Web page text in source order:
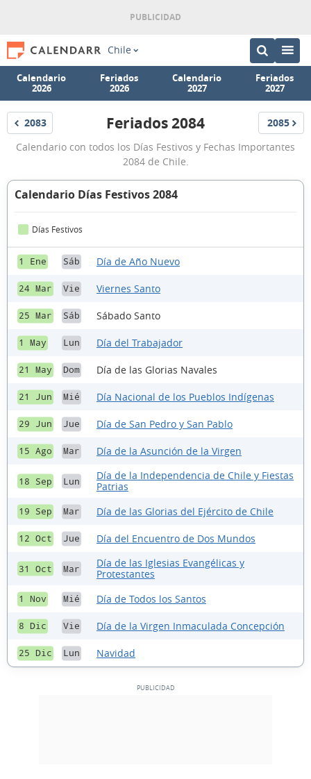
Chile
Calendario
2026
Feriados
2026
Calendario
2027
Feriados
2027
Feriados
2083
Feriados
2084
Feriados 2084 Feriados
2085
Calendario con todos los Días Festivos y Fechas Importantes
2084 de Chile.
Calendario Días Festivos 2084
Días Festivos
1 Ene Sáb Día de Año Nuevo
24 Mar Vie Viernes Santo
25 Mar Sáb Sábado Santo
1 May Lun Día del Trabajador
21 May Dom Día de las Glorias Navales
21 Jun Mié Día Nacional de los Pueblos Indígenas
29 Jun Jue Día de San Pedro y San Pablo
15 Ago Mar Día de la Asunción de la Virgen
18 Sep Lun
Día de la Independencia de Chile y Fiestas
Patrias
19 Sep Mar Día de las Glorias del Ejército de Chile
12 Oct Jue Día del Encuentro de Dos Mundos
31 Oct Mar
Día de las Iglesias Evangélicas y
Protestantes
1 Nov Mié Día de Todos los Santos
8 Dic Vie Día de la Virgen Inmaculada Concepción
25 Dic Lun Navidad